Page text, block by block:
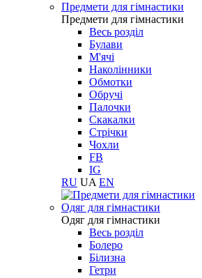
Предмети для гімнастики
Предмети для гімнастики
Весь розділ
Булави
М'ячі
Наколінники
Обмотки
Обручі
Палочки
Скакалки
Стрічки
Чохли
FB
IG
RU UA EN
Одяг для гімнастики
Одяг для гімнастики
Весь розділ
Болеро
Білизна
Гетри